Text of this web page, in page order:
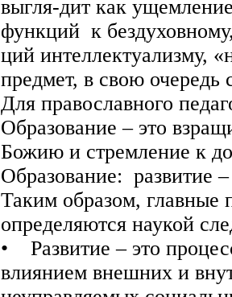
выгля-дит как
функций к
ций интеллектуализму,
предмет, в свою
Для православного
Образование – это
Божию и стремление к
Образование: развитие
Таким образом, главные
определяются наукой
• Развитие – это
влиянием внешних и